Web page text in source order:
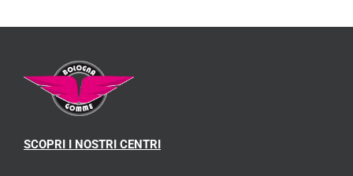
SCOPRI I NOSTRI CENTRI